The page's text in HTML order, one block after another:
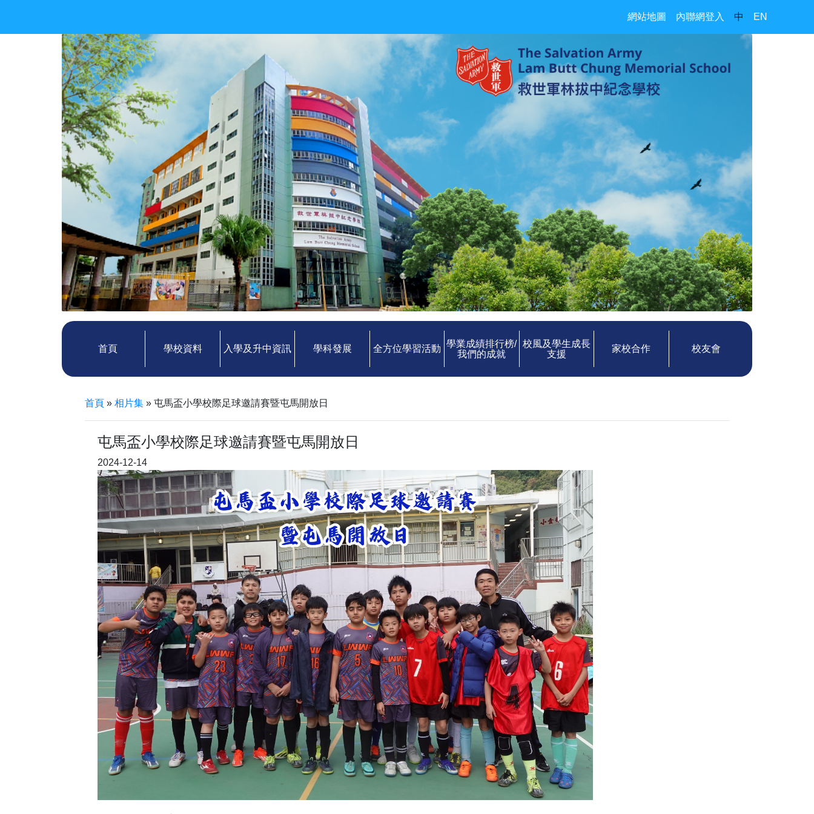
網站地圖 內聯網登入 中 EN
首頁 學校資料 入學及升中資訊 學科發展 全方位學習活動
學業成績排行榜/
我們的成就
校風及學生成長
支援
家校合作 校友會
首頁» 相片集» 屯馬盃小學校際足球邀請賽暨屯馬開放日
屯馬盃小學校際足球邀請賽暨屯馬開放日
2024-12-14